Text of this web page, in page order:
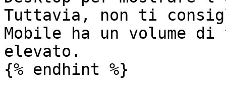
Tuttavia, non ti
Mobile ha un volume
elevato.
{% endhint %}